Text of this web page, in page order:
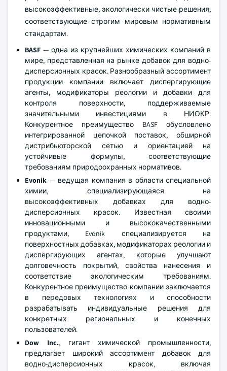
высокоэффективные, экологически чистые решения,
соответствующие строгим мировым нормативным
стандартам.
BASF — одна из крупнейших химических компаний в
мире, представленная на рынке добавок для водно-
дисперсионных красок. Разнообразный ассортимент
продукции компании включает диспергирующие
агенты, модификаторы реологии и добавки для
контроля поверхности, поддерживаемые
значительными инвестициями в НИОКР.
Конкурентное преимущество BASF обусловлено
интегрированной цепочкой поставок, обширной
дистрибьюторской сетью и ориентацией на
устойчивые формулы, соответствующие
требованиям природоохранных нормативов.
Evonik — ведущая компания в области специальной
химии, специализирующаяся на
высокоэффективных добавках для водно-
дисперсионных красок. Известная своими
инновационными и высококачественными
продуктами, Evonik специализируется на
поверхностных добавках, модификаторах реологии и
диспергирующих агентах, которые улучшают
долговечность покрытий, свойства нанесения и
соответствие экологическим требованиям.
Конкурентное преимущество компании заключается
в передовых технологиях и способности
разрабатывать индивидуальные решения для
конкретных региональных и конечных
пользователей.
Dow Inc., гигант химической промышленности,
предлагает широкий ассортимент добавок для
водно-дисперсионных красок, включая